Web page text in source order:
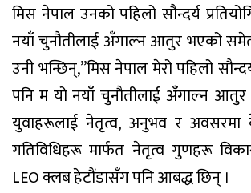
मिस नेपाल उनको पहिलो सौन्दर्य
नयाँ चुनौतीलाई अँगाल्न आतुर भएको
उनी भन्छिन्,”मिस नेपाल मेरो पहिलो
पनि म यो नयाँ चुनौतीलाई अँगाल्न
युवाहरूलाई नेतृत्व, अनुभव र अवसरमा
गतिविधिहरू मार्फत नेतृत्व गुणहरू
LEO क्लब हेटौंडासँग पनि आबद्ध छिन् ।